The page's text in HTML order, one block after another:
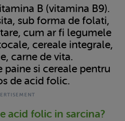
B (vitamina B9).
sub forma de folati,
cum ar fi legumele
cereale integrale,
carne de vita.
si cereale pentru
de acid folic.
acid folic in sarcina?